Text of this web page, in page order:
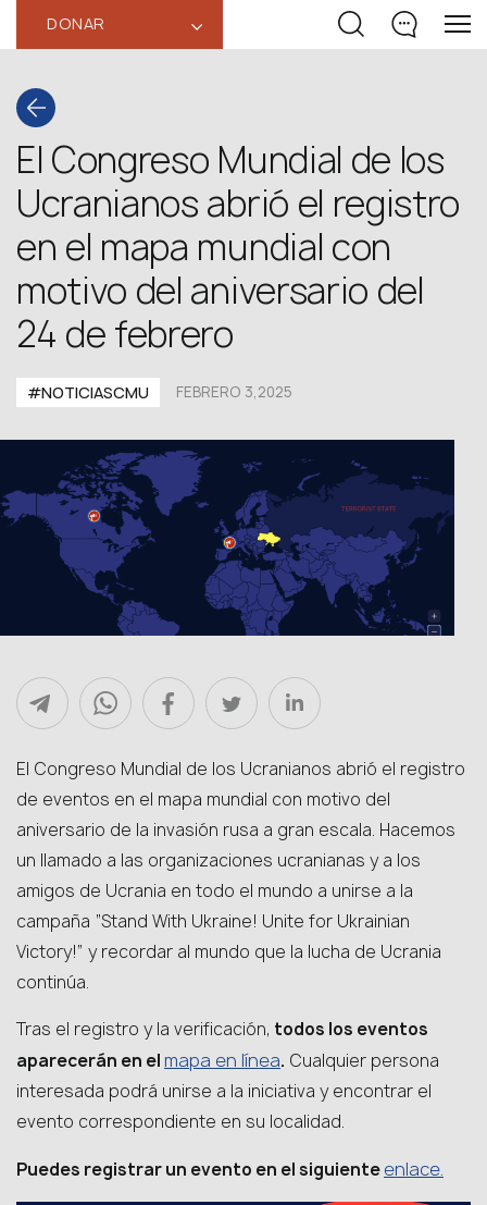
DONAR ‹
El Congreso Mundial de los
Ucranianos abrió el registro
en el mapa mundial con
motivo del aniversario del
24 de febrero
#NOTICIASCMU FEBRERO 3,2025
El Congreso Mundial de los Ucranianos abrió el registro
de eventos en el mapa mundial con motivo del
aniversario de la invasión rusa a gran escala. Hacemos
un llamado a las organizaciones ucranianas y a los
amigos de Ucrania en todo el mundo a unirse a la
campaña “Stand With Ukraine! Unite for Ukrainian
Victory!” y recordar al mundo que la lucha de Ucrania
continúa.
Tras el registro y la verificación, todos los eventos
aparecerán en elmapa en línea. Cualquier persona
interesada podrá unirse a la iniciativa y encontrar el
evento correspondiente en su localidad.
Puedes registrar un evento en el siguienteenlace.